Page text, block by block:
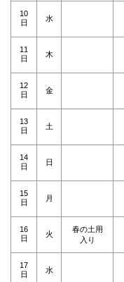
10
日
水
11
日
木
12
日
金
13
日
土
14
日
日
15
日
月
16
日
火
春の土用
入り
17
日
水